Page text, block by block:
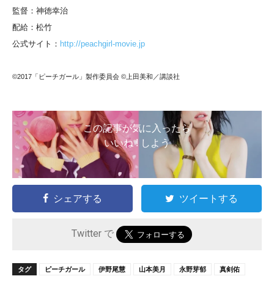
監督：神徳幸治
配給：松竹
公式サイト： http://peachgirl-movie.jp
©2017「ピーチガール」製作委員会 ©上田美和／講談社
この記事が気に入ったら
いいね ! しよう
シェアする ツイートする
Twitter で
タグ ピーチガール 伊野尾慧 山本美月 永野芽郁 真剣佑